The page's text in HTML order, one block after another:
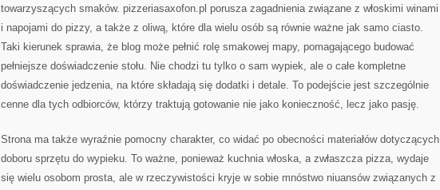
towarzyszących smaków. pizzeriasaxofon.pl porusza zagadnienia związane z włoskimi winami
i napojami do pizzy, a także z oliwą, które dla wielu osób są równie ważne jak samo ciasto.
Taki kierunek sprawia, że blog może pełnić rolę smakowej mapy, pomagającego budować
pełniejsze doświadczenie stołu. Nie chodzi tu tylko o sam wypiek, ale o całe kompletne
doświadczenie jedzenia, na które składają się dodatki i detale. To podejście jest szczególnie
cenne dla tych odbiorców, którzy traktują gotowanie nie jako konieczność, lecz jako pasję.
Strona ma także wyraźnie pomocny charakter, co widać po obecności materiałów dotyczących
doboru sprzętu do wypieku. To ważne, ponieważ kuchnia włoska, a zwłaszcza pizza, wydaje
się wielu osobom prosta, ale w rzeczywistości kryje w sobie mnóstwo niuansów związanych z